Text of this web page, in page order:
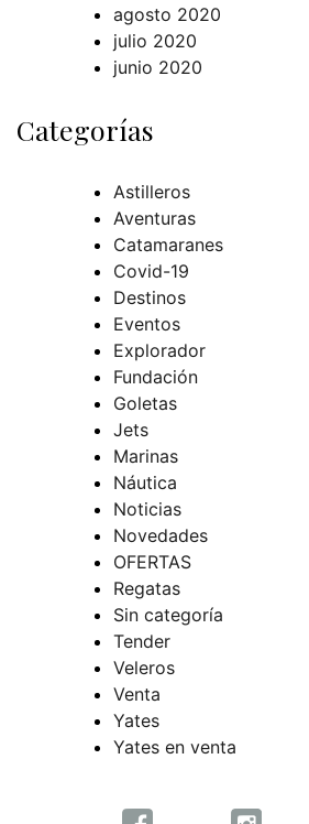
agosto 2020
julio 2020
junio 2020
Categorías
Astilleros
Aventuras
Catamaranes
Covid-19
Destinos
Eventos
Explorador
Fundación
Goletas
Jets
Marinas
Náutica
Noticias
Novedades
OFERTAS
Regatas
Sin categoría
Tender
Veleros
Venta
Yates
Yates en venta